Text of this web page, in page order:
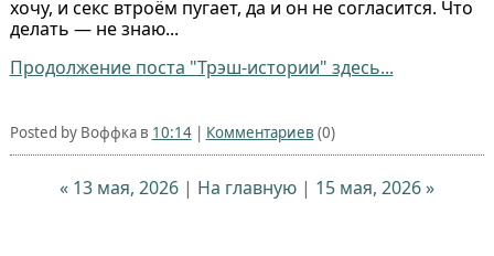
хочу, и секс втроём пугает, да и он не согласится. Что
делать — не знаю...
Продолжение поста "Трэш-истории" здесь...
Posted by Воффка в 10:14| Комментариев (0)
« 13 мая, 2026 | На главную | 15 мая, 2026 »